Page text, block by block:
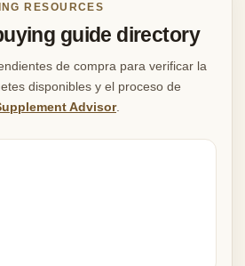
RESOURCES
guide directory
de compra para verificar la
disponibles y el proceso de
Advisor.